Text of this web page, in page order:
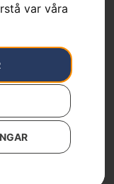
var våra
EN